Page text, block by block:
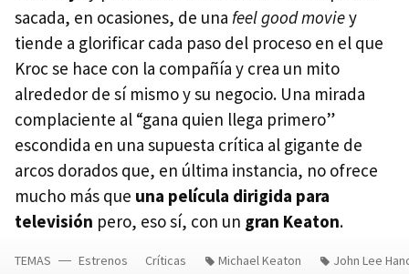
sacada, en ocasiones, de una feel good moviey
tiende a glorificar cada paso del proceso en el que
Kroc se hace con la compañía y crea un mito
alrededor de sí mismo y su negocio. Una mirada
complaciente al “gana quien llega primero”
escondida en una supuesta crítica al gigante de
arcos dorados que, en última instancia, no ofrece
mucho más que una película dirigida para
televisión pero, eso sí, con un gran Keaton.
TEMAS Estrenos Críticas Michael Keaton John Lee